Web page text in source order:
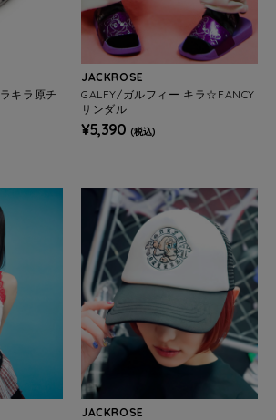
キラ原チ
JACKROSE
GALFY/ガルフィー キラ☆FANCY
サンダル
¥5,390 (税込)
JACKROSE